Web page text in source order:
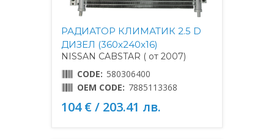
РАДИАТОР КЛИМАТИК 2.5 D
ДИЗЕЛ (360x240x16)
NISSAN CABSTAR ( от 2007)
CODE: 580306400
OEM CODE: 7885113368
104 € / 203.41 лв.